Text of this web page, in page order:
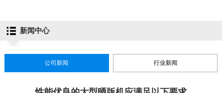
新闻中心
公司新闻 行业新闻